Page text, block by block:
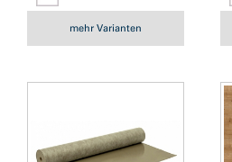
mehr Varianten